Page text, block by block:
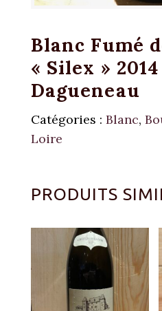
Blanc Fumé
« Silex » 2014
Dagueneau
Catégories : Blanc,
Loire
PRODUITS